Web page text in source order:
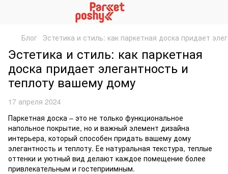
Блог Эстетика и стиль: как паркетная доска придает
Эстетика и стиль: как паркетная
доска придает элегантность и
теплоту вашему дому
17 апреля 2024
Паркетная доска – это не только функциональное
напольное покрытие, но и важный элемент дизайна
интерьера, который способен придать вашему дому
элегантность и теплоту. Ее натуральная текстура, теплые
оттенки и уютный вид делают каждое помещение более
привлекательным и гостеприимным.